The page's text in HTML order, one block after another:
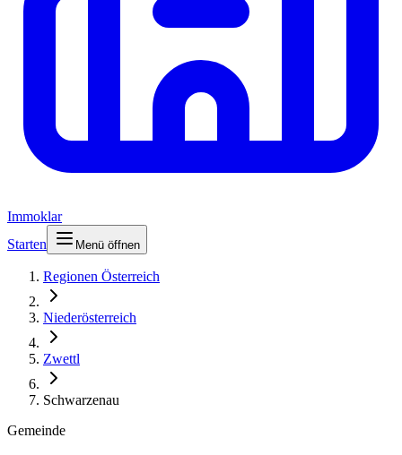
Immoklar
Starten
Menü öffnen
Regionen Österreich
Niederösterreich
Zwettl
Schwarzenau
Gemeinde